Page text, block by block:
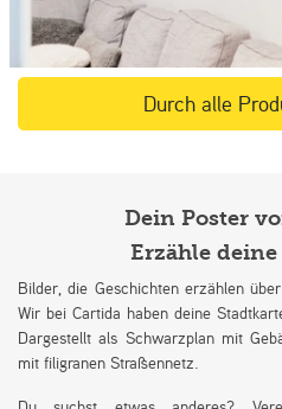
Durch alle
Dein Poster
Erzähle
Bilder, die Geschichten erzählen
Wir bei Cartida haben deine
Dargestellt als Schwarzplan mit
mit filigranen Straßennetz.